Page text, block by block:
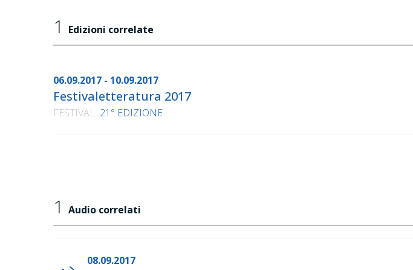
1 Edizioni correlate
06.09.2017 - 10.09.2017
Festivaletteratura 2017
FESTIVAL 21° EDIZIONE
1 Audio correlati
08.09.2017